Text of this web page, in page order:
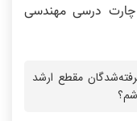
چارت درسی مهندسی
مقطع ارشد